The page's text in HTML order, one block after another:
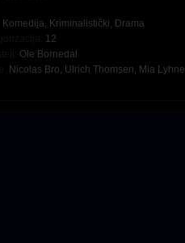
Komedija, Kriminalistički, Drama
12
Ole Bornedal
Nicolas Bro, Ulrich Thomsen, Mia Lyhne